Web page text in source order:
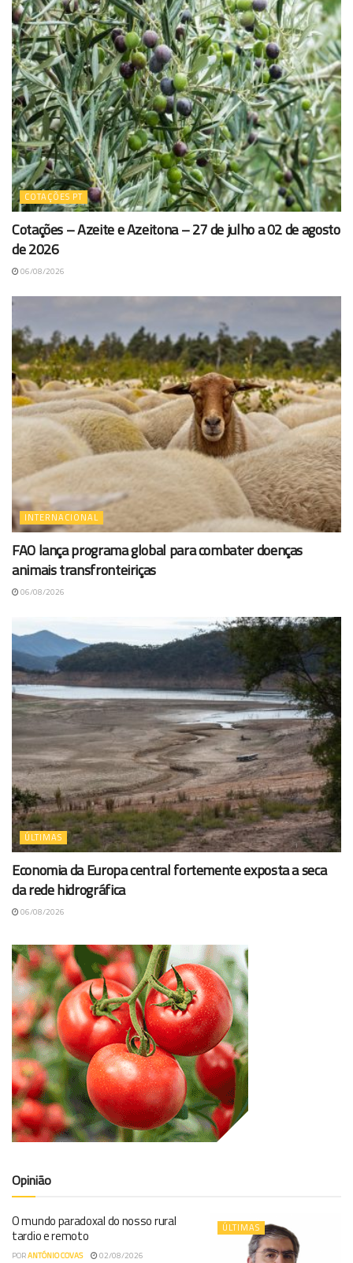
COTAÇÕES PT
Cotações – Azeite e Azeitona – 27 de julho a 02 de agosto
de 2026
06/08/2026
INTERNACIONAL
FAO lança programa global para combater doenças
animais transfronteiriças
06/08/2026
ÚLTIMAS
Economia da Europa central fortemente exposta a seca
da rede hidrográfica
06/08/2026
Opinião
ÚLTIMAS
O mundo paradoxal do nosso rural
tardio e remoto
PORANTÓNIO COVAS 02/08/2026